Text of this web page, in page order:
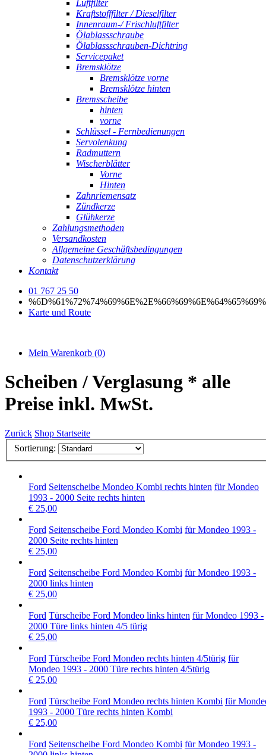
Luftfilter
Kraftstofffilter / Dieselfilter
Innenraum-/ Frischluftfilter
Ölablassschraube
Ölablassschrauben-Dichtring
Servicepaket
Bremsklötze
Bremsklötze vorne
Bremsklötze hinten
Bremsscheibe
hinten
vorne
Schlüssel - Fernbedienungen
Servolenkung
Radmuttern
Wischerblätter
Vorne
Hinten
Zahnriemensatz
Zündkerze
Glühkerze
Zahlungsmethoden
Versandkosten
Allgemeine Geschäftsbedingungen
Datenschutzerklärung
Kontakt
01 767 25 50
Karte und Route
Mein Warenkorb (0)
Scheiben / Verglasung * alle
Preise inkl. MwSt.
Zurück Shop Startseite
Sortierung:
Ford Seitenscheibe Mondeo Kombi rechts hinten für Mondeo
1993 - 2000 Seite rechts hinten
€ 25,00
Ford Seitenscheibe Ford Mondeo Kombi für Mondeo 1993 -
2000 Seite rechts hinten
€ 25,00
Ford Seitenscheibe Ford Mondeo Kombi für Mondeo 1993 -
2000 links hinten
€ 25,00
Ford Türscheibe Ford Mondeo links hinten für Mondeo 1993 -
2000 Türe links hinten 4/5 türig
€ 25,00
Ford Türscheibe Ford Mondeo rechts hinten 4/5türig für
Mondeo 1993 - 2000 Türe rechts hinten 4/5türig
€ 25,00
Ford Türscheibe Ford Mondeo rechts hinten Kombi für
1993 - 2000 Türe rechts hinten Kombi
€ 25,00
Ford Seitenscheibe Ford Mondeo Kombi für Mondeo 1993 -